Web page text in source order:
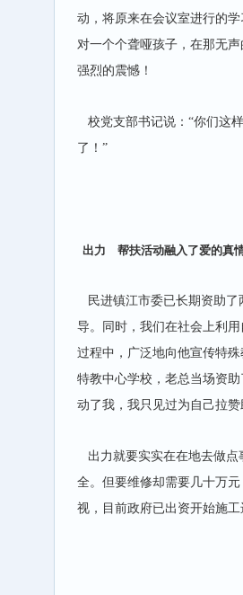
动，将原来在会议室进行的
对一个个聋哑孩子，在那无
强烈的震憾！
校党支部书记说：“你们这
了！”
出力 帮扶活动融入了爱的真
民进镇江市委已长期资助了
导。同时，我们在社会上利
过程中，广泛地向他宣传特
特教中心学校，老总当场资
动了我，我只见过为自己拉
出力就要实实在在地去做点
全。但要维修却需要几十万
视，目前政府已出资开始施